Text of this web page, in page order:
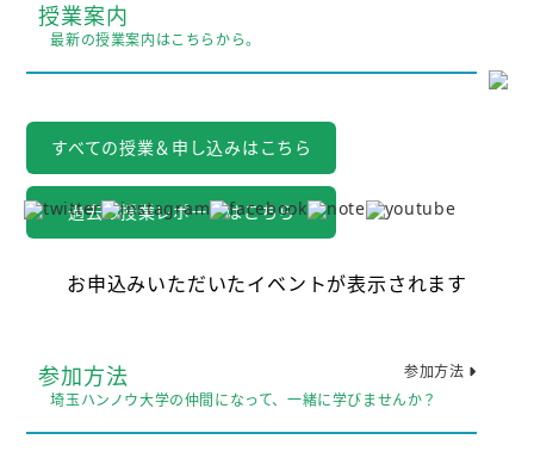
授業案内
最新の授業案内はこちらから。
すべての授業＆申し込みはこちら
過去の授業レポートはこちら
お申込みいただいたイベントが表示されます
参加方法
埼玉ハンノウ大学の仲間になって、一緒に学びませんか？
参加方法